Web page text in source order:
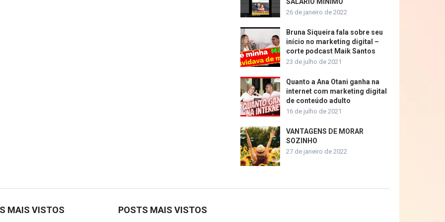
26 de janeiro de 2022
Bruna Siqueira fala sobre seu
início no marketing digital –
corte podcast Maik Santos
23 de julho de 2021
Quanto a Ana Otani ganha na
internet com marketing digital
de conteúdo adulto
16 de julho de 2021
VANTAGENS DE MORAR
SOZINHO
27 de janeiro de 2022
MAIS VISTOS POSTS MAIS VISTOS